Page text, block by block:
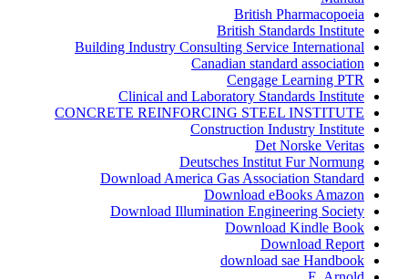
British Pharmacopoeia
British Standards Institute
Building Industry Consulting Service International
Canadian standard association
Cengage Learning PTR
Clinical and Laboratory Standards Institute
CONCRETE REINFORCING STEEL INSTITUTE
Construction Industry Institute
Det Norske Veritas
Deutsches Institut Fur Normung
Download America Gas Association Standard
Download eBooks Amazon
Download Illumination Engineering Society
Download Kindle Book
Download Report
download sae Handbook